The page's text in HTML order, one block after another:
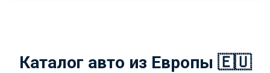
Каталог авто из Европы 🇪🇺